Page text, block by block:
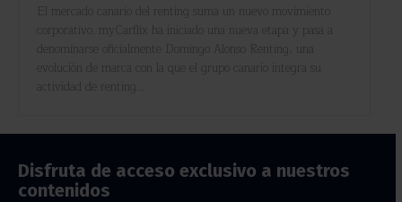
El mercado canario del renting suma un nuevo movimiento
corporativo. myCarflix ha iniciado una nueva etapa y pasa a
denominarse oficialmente Domingo Alonso Renting, una
evolución de marca con la que el grupo canario integra su
actividad de renting...
Disfruta de acceso exclusivo a nuestros
contenidos